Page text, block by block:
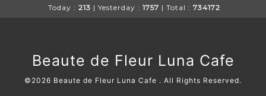
Today : 213 | Yesterday : 1757 | Total : 734172
Beaute de Fleur Luna Cafe
©2026 Beaute de Fleur Luna Cafe . All Rights Reserved.